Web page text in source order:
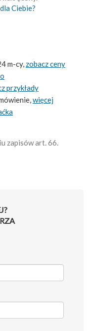
Ciebie?
m-cy, zobacz ceny
przykłady
więcej
zapisów art. 66.